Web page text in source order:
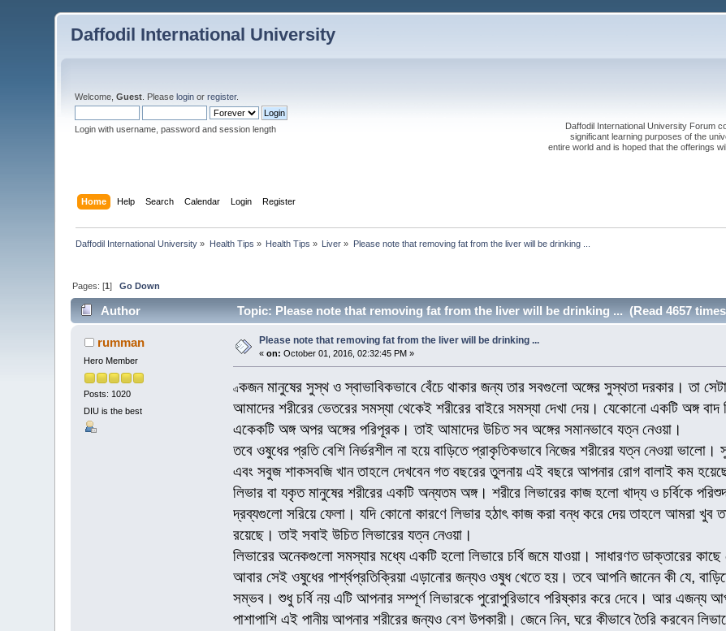
Daffodil International University
Welcome,Guest . Pleaselogin orregister.
Login with username, password and session length
Daffodil International University Forum
significant learning purposes of the
entire world and is hoped that the offerings
Home Help Search Calendar Login Register
Daffodil International University » Health Tips » Health Tips » Liver » Please note that removing fat from the liver will be drinking ...
Pages: [1]Go Down
Author Topic: Please note that removing fat from the liver will be drinking ... (Read 4657
rumman
Hero Member
Posts: 1020
DIU is the best
Please note that removing fat from the liver will be drinking ...
«on: October 01, 2016, 02:32:45 PM »
একজন মানুষের সুস্থ ও স্বাভাবিকভাবে বেঁচে থাকার জন্য তার সবগুলো অঙ্গের সুস্থতা দরকার। তা
আমাদের শরীরের ভেতরের সমস্যা থেকেই শরীরের বাইরে সমস্যা দেখা দেয়। যেকোনো একটি অঙ্গ
একেকটি অঙ্গ অপর অঙ্গের পরিপূরক। তাই আমাদের উচিত সব অঙ্গের সমানভাবে যত্ন নেওয়া।
তবে ওষুধের প্রতি বেশি নির্ভরশীল না হয়ে বাড়িতে প্রাকৃতিকভাবে নিজের শরীরের যত্ন নেওয়া
এবং সবুজ শাকসবজি খান তাহলে দেখবেন গত বছরের তুলনায় এই বছরে আপনার রোগ বালাই কম
লিভার বা যকৃত মানুষের শরীরের একটি অন্যতম অঙ্গ। শরীরে লিভারের কাজ হলো খাদ্য ও চর্বিকে
দ্রব্যগুলো সরিয়ে ফেলা। যদি কোনো কারণে লিভার হঠাৎ কাজ করা বন্ধ করে দেয় তাহলে আমরা
রয়েছে। তাই সবাই উচিত লিভারের যত্ন নেওয়া।
লিভারের অনেকগুলো সমস্যার মধ্যে একটি হলো লিভারে চর্বি জমে যাওয়া। সাধারণত ডাক্তারের কাছে
আবার সেই ওষুধের পার্শ্বপ্রতিক্রিয়া এড়ানোর জন্যও ওষুধ খেতে হয়। তবে আপনি জানেন কী যে,
সম্ভব। শুধু চর্বি নয় এটি আপনার সম্পূর্ণ লিভারকে পুরোপুরিভাবে পরিষ্কার করে দেবে। আর এজন্য
পাশাপাশি এই পানীয় আপনার শরীরের জন্যও বেশ উপকারী। জেনে নিন, ঘরে কীভাবে তৈরি করবেন